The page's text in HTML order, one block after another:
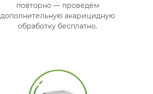
повторно — проведём
дополнительную акарицидную
обработку бесплатно.